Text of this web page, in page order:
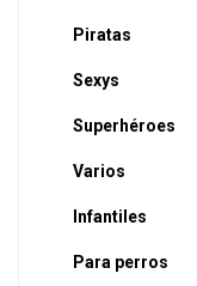
Piratas
Sexys
Superhéroes
Varios
Infantiles
Para perros